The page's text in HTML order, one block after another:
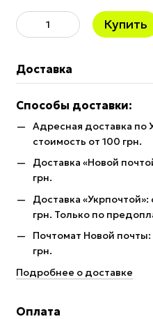
Купить
Доставка
Способы доставки:
Адресная доставка по
стоимость от 100 грн.
Доставка «Новой
грн.
Доставка
грн. Только по
Почтомат Новой
грн.
Подробнее о доставке
Оплата